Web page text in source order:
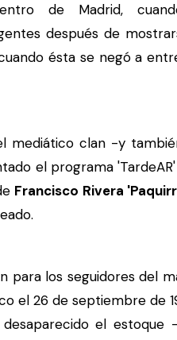
de Madrid,
después de
ésta se negó a
mediático clan -y
el programa
Francisco Rivera
para los seguidores del
el 26 de septiembre de
el estoque